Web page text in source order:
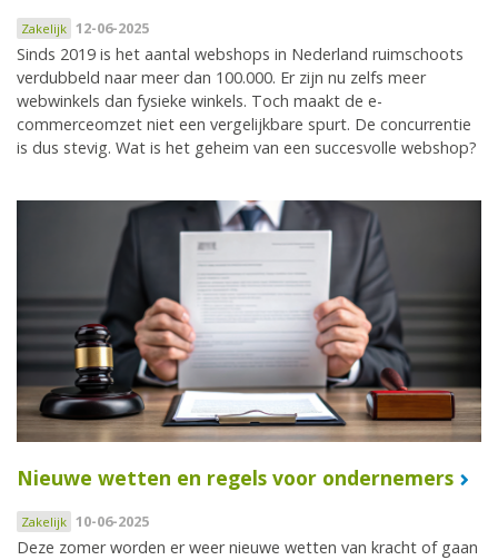
Zakelijk 12-06-2025
Sinds 2019 is het aantal webshops in Nederland ruimschoots
verdubbeld naar meer dan 100.000. Er zijn nu zelfs meer
webwinkels dan fysieke winkels. Toch maakt de e-
commerceomzet niet een vergelijkbare spurt. De concurrentie
is dus stevig. Wat is het geheim van een succesvolle webshop?
Nieuwe wetten en regels voor ondernemers
Zakelijk 10-06-2025
Deze zomer worden er weer nieuwe wetten van kracht of gaan